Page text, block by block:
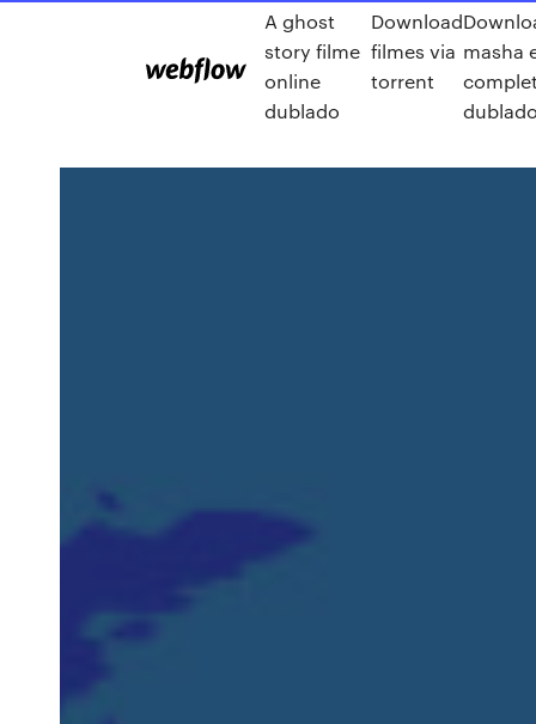
A ghost
story filme
online
dublado
Download
filmes via
torrent
masha